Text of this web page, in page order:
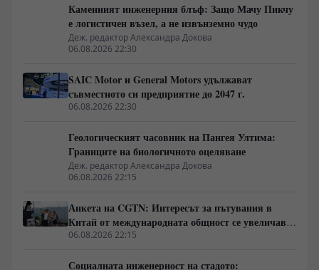
Каменният инженерния блъф: Защо Мачу Пикчу
е логистичен възел, а не извънземно чудо
Деж. редактор Александра Докова
06.08.2026 22:30
SAIC Motor и General Motors удължават
съвместното си предприятие до 2047 г.
06.08.2026 22:30
Геологическият часовник на Пангея Ултима:
Границите на биологичното оцеляване
Деж. редактор Александра Докова
06.08.2026 22:15
Анкета на CGTN: Интересът за пътувания в
Китай от международната общност се увеличава
бързо
06.08.2026 22:15
Социалната инженерност на стадото: